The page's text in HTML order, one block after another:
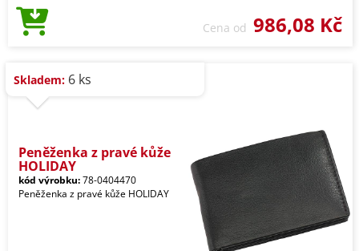
Cena od 986,08 Kč
Skladem: 6 ks
Peněženka z pravé kůže
HOLIDAY
kód výrobku:78-0404470
Peněženka z pravé kůže HOLIDAY